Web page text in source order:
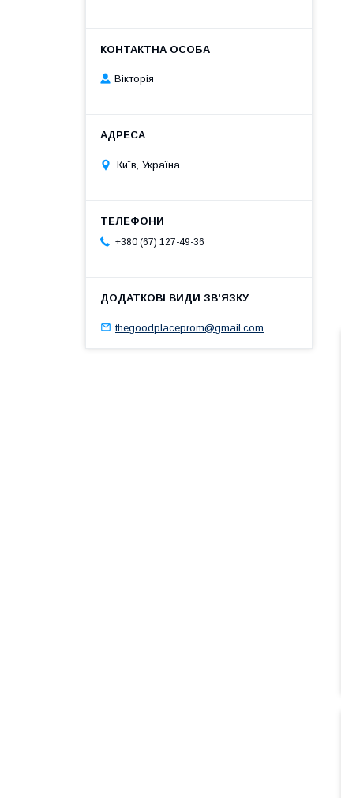
Вікторія
Київ, Україна
+380 (67) 127-49-36
thegoodplaceprom@gmail.com